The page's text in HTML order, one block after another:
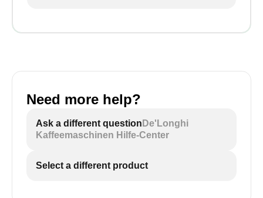
Need more help?
Ask a different question De'Longhi
Kaffeemaschinen Hilfe-Center
Select a different product